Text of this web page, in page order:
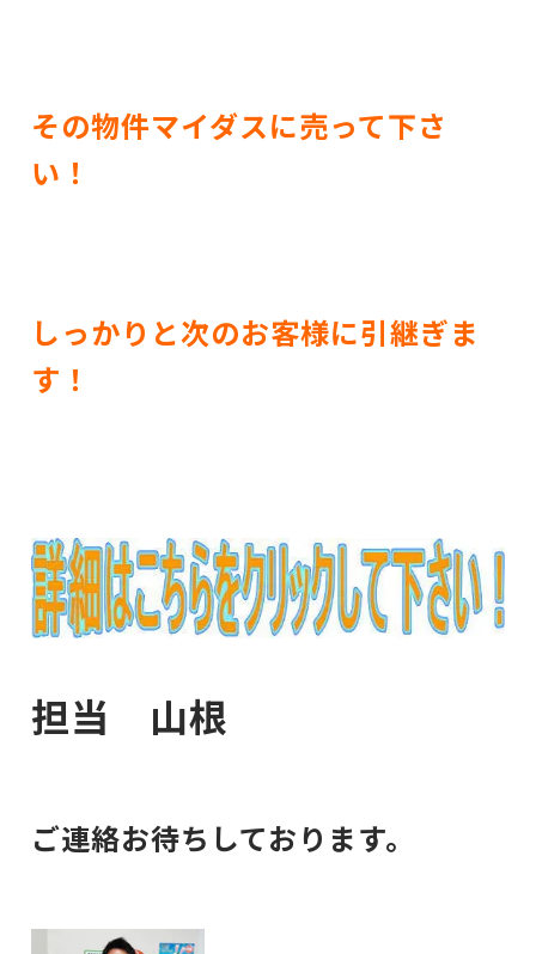
その物件マイダスに売って下さ
い！
しっかりと次のお客様に引継ぎま
す！
担当 山根
ご連絡お待ちしております。